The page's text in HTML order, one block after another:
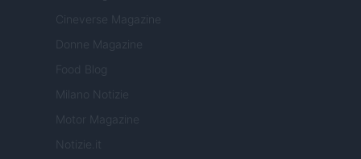
Cineverse Magazine
Donne Magazine
Food Blog
Milano Notizie
Motor Magazine
Notizie.it